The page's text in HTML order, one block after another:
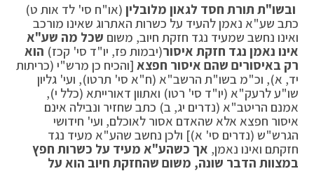
ובשו"ת תורת חסד לגאון מלובלין (או"ח סי' לד אות ט)
כתב שע"א נאמן להעיד על כשרות האתרוג שאינו מורכב
ואינו נחשב שמעיד נגד חזקת חיוב, משום שכל מה שע"א
אינו נאמן נגד חזקת איסור(יבמות פז, יו"ד סי' קכז) הוא
רק באיסורים שהם איסור חפצא [והכיח כן מרש"י (כריתות
יד, א), וכ"מ בשו"ת הרשב"א (ח"א סי' תרטו), ועי' גליון
שו"ע לרעק"א (יו"ד סי' רטו) ואתוון דאורייתא (כלל י),
אמנם הריטב"א (נדרים יג, ב) כתב שחזיר ונבילה אינם
איסור חפצא אלא שהאדם אסור לאוכלם, ועי' חידושי
הגרש"ש (נדרים סי' א)] ולכן נחשב שהע"א מעיד נגד
חזקתם ואינו נאמן, אך כשהע"א מעיד על כשרות חפץ
במצוות הדבר שונה, משום שהחזקת חיוב הוא על